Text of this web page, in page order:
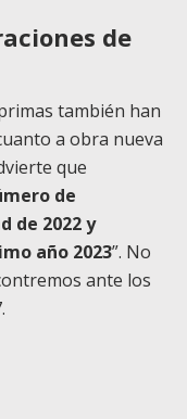
de
también han
a obra nueva
que
de
de 2022 y
año 2023”. No
ante los